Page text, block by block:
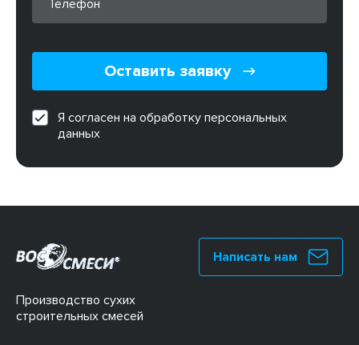
Оставить заявку
Я согласен на обработку персональных
данных
Производство сухих
строительных смесей
Написать нам